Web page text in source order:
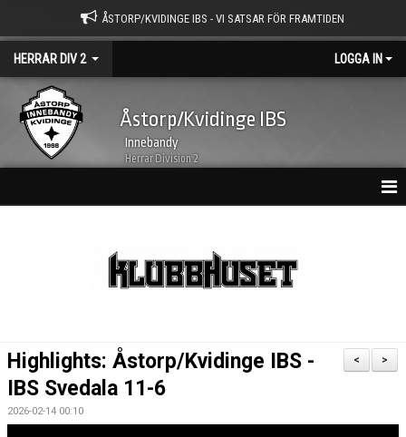
ÅSTORP/KVIDINGE IBS - VI SATSAR FÖR FRAMTIDEN
HERRAR DIV 2 LOGGA IN
Åstorp/Kvidinge IBS
Innebandy
Herrar Division 2
TRUPPEN
BILDGALLERI
>
<
Highlights: Åstorp/Kvidinge IBS -
IBS Svedala 11-6
2026-02-14 00:10